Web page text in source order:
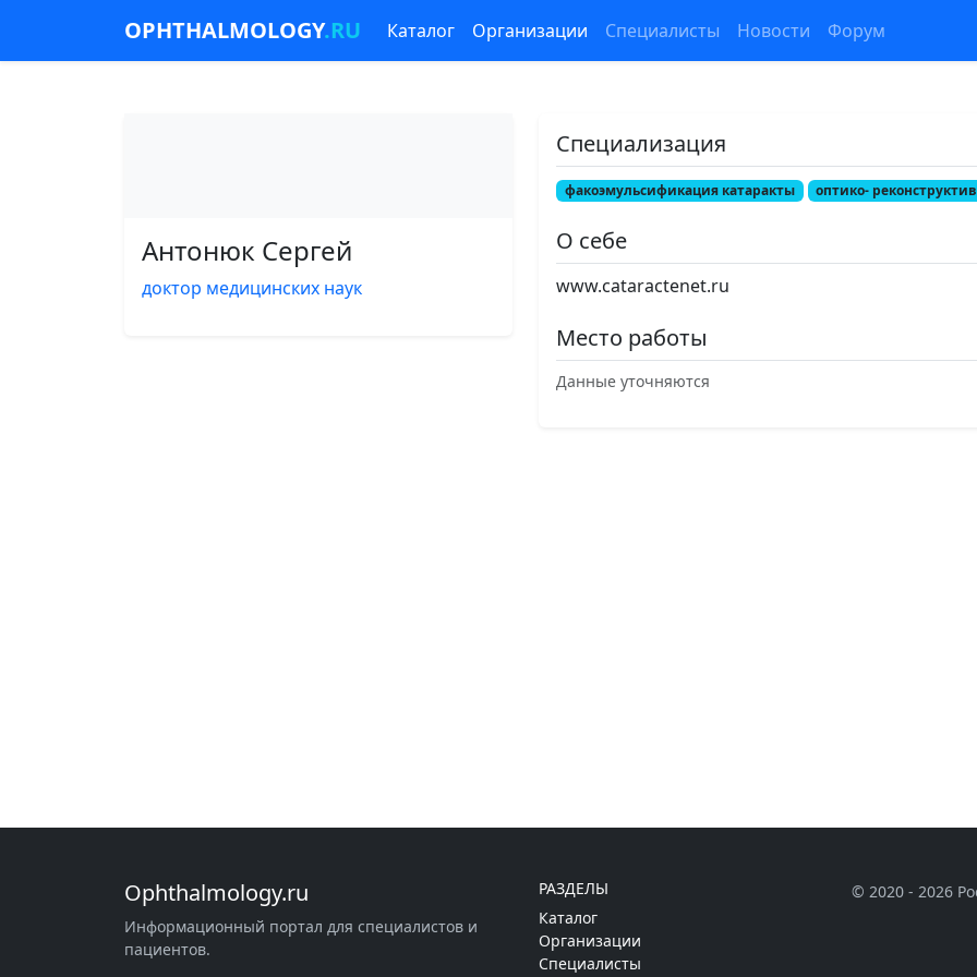
OPHTHALMOLOGY.RU Каталог Организации Специалисты Новости Форум
Антонюк Сергей
доктор медицинских наук
Специализация
факоэмульсификация катаракты оптико-
О себе
www.cataractenet.ru
Место работы
Данные уточняются
Ophthalmology.ru
Информационный портал для специалистов и
пациентов.
РАЗДЕЛЫ
Каталог
Организации
Специалисты
© 2020 - 2026